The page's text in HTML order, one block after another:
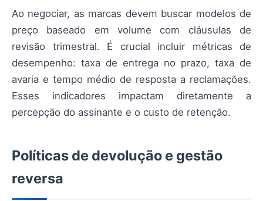
Ao negociar, as marcas devem buscar modelos de
preço baseado em volume com cláusulas de
revisão trimestral. É crucial incluir métricas de
desempenho: taxa de entrega no prazo, taxa de
avaria e tempo médio de resposta a reclamações.
Esses indicadores impactam diretamente a
percepção do assinante e o custo de retenção.
Políticas de devolução e gestão
reversa